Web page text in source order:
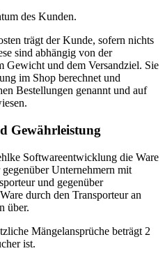
des Kunden.
trägt der Kunde, sofern nichts
sind abhängig von der
Gewicht und dem Versandziel. Sie
im Shop berechnet und
Bestellungen genannt und auf
Gewährleistung
Softwareentwicklung die Ware
Unternehmern mit
und gegenüber
durch den Transporteur an
über.
Mängelansprüche beträgt 2
ist.